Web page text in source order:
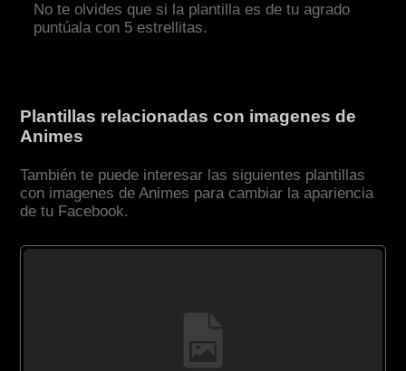
No te olvides que si la plantilla es de tu agrado
puntúala con 5 estrellitas.
Plantillas relacionadas con imagenes de
Animes
También te puede interesar las siguientes plantillas
con imagenes de Animes para cambiar la apariencia
de tu Facebook.